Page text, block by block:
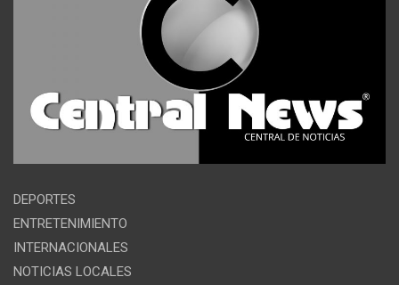
DEPORTES
ENTRETENIMIENTO
INTERNACIONALES
NOTICIAS LOCALES